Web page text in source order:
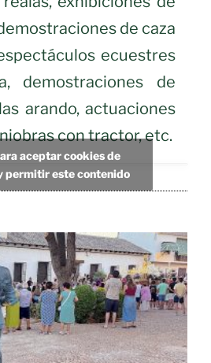
de caza
ecuestres
demostraciones de
arando, actuaciones
con tractor, etc.
aceptar cookies de
permitir este contenido